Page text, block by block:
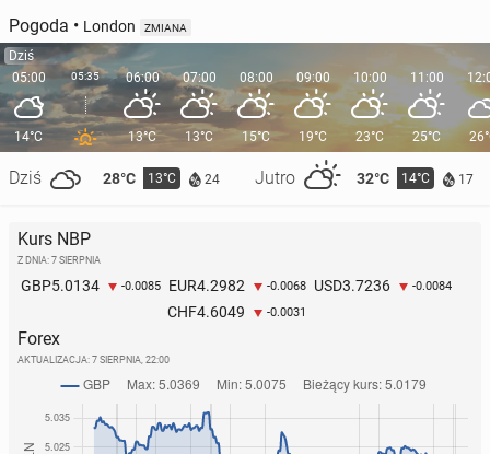
Pogoda • London ZMIANA
Dziś
05:00
14°C
Dziś 28°C 13°C 24 Jutro 32°C 14°C 17
05:35 06:00
13°C
07:00
13°C
08:00
15°C
09:00
19°C
10:00
23°C
11:00
25°C
Kurs NBP
Z DNIA: 7 SIERPNIA
GBP5.0134 -0.0085 EUR4.2982 -0.0068 USD3.7236 -0.0084
CHF4.6049 -0.0031
Forex
AKTUALIZACJA: 7 SIERPNIA, 22:00